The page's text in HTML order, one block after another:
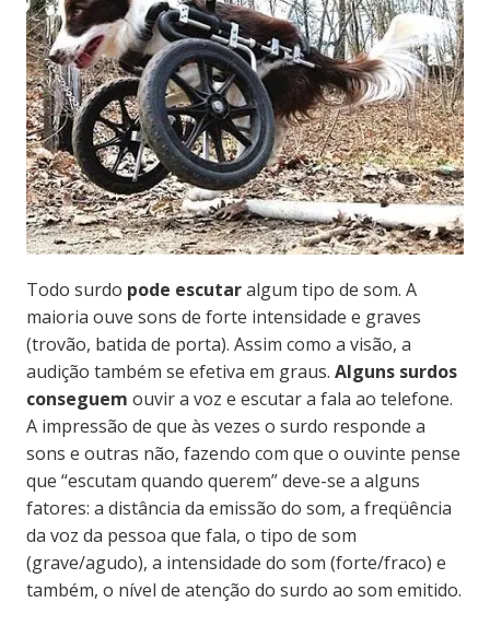
Todo surdo pode escutaralgum tipo de som. A
maioria ouve sons de forte intensidade e graves
(trovão, batida de porta). Assim como a visão, a
audição também se efetiva em graus. Alguns surdos
conseguem ouvir a voz e escutar a fala ao telefone.
A impressão de que às vezes o surdo responde a
sons e outras não, fazendo com que o ouvinte pense
que “escutam quando querem” deve-se a alguns
fatores: a distância da emissão do som, a freqüência
da voz da pessoa que fala, o tipo de som
(grave/agudo), a intensidade do som (forte/fraco) e
também, o nível de atenção do surdo ao som emitido.